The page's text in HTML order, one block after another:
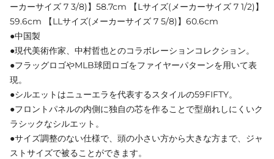
ーカーサイズ 7 3/8)】58.7cm 【Lサイズ(メーカーサイズ 7 1/2)】
59.6cm 【LLサイズ(メーカーサイズ 7 5/8)】60.6cm
●中国製
●現代美術作家、中村哲也とのコラボレーションコレクション。
●フラッグロゴやMLB球団ロゴをファイヤーパターンを用いて表
現。
●シルエットはニューエラを代表するスタイルの59FIFTY。
●フロントパネルの内側に独自の芯を作ることで型崩れしにくいク
ラシックなシルエット。
●サイズ調整のない仕様で、頭の小さい方から大きな方まで、ジャ
ストサイズで被ることができます。